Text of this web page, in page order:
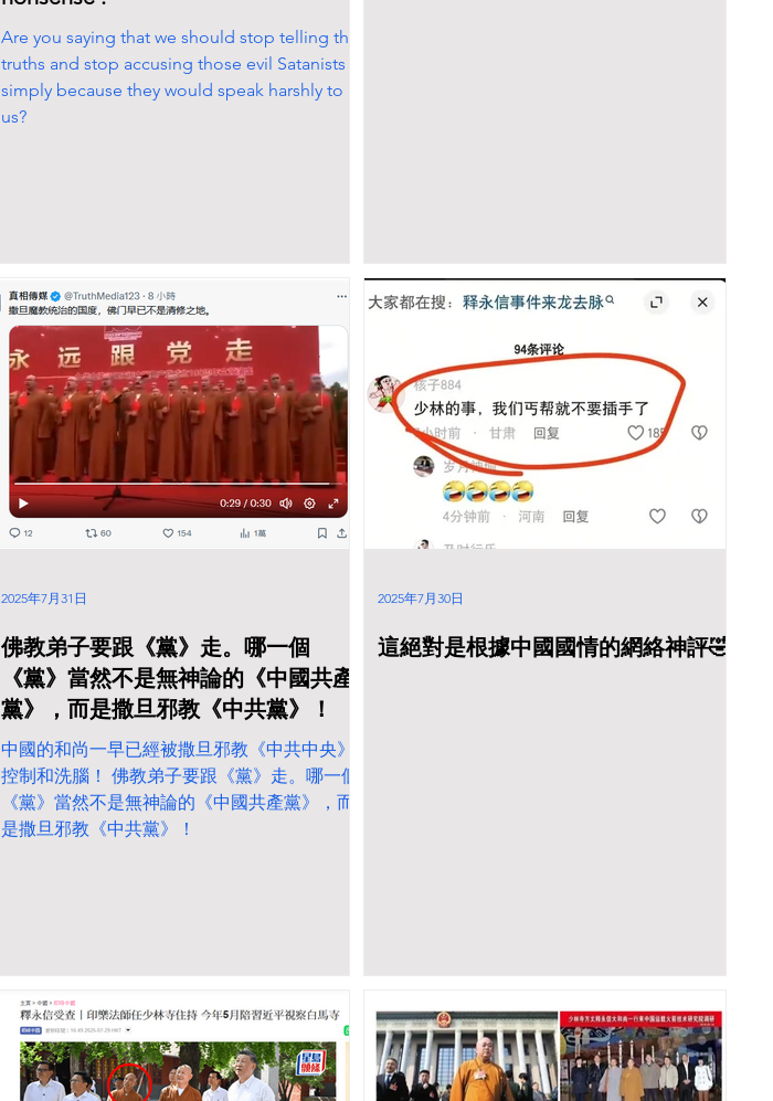
Are you saying that we should stop telling the
truths and stop accusing those evil Satanists
simply because they would speak harshly to
us?
佛教弟子要跟《黨》走。哪一個
《黨》當然不是無神論的《中國共產
黨》，而是撒旦邪教《中共黨》！
中國的和尚一早已經被撒旦邪教《中共中央》
控制和洗腦！ 佛教弟子要跟《黨》走。哪一個
《黨》當然不是無神論的《中國共產黨》，而
是撒旦邪教《中共黨》！
2025年7月31日
這絕對是根據中國國情的網絡神評🤣!
2025年7月30日